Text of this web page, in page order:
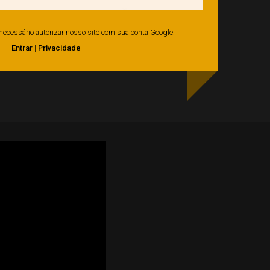
autorizar nosso site com sua conta Google.
Entrar| Privacidade